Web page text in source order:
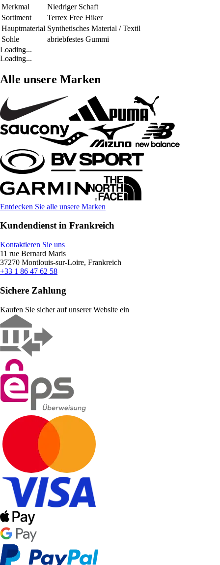
Merkmal
Niedriger Schaft
Sortiment
Terrex Free Hiker
Hauptmaterial Synthetisches Material / Textil
Sohle
abriebfestes Gummi
Loading...
Loading...
Alle unsere Marken
Entdecken Sie alle unsere Marken
Kundendienst in Frankreich
Kontaktieren Sie uns
11 rue Bernard Maris
37270 Montlouis-sur-Loire, Frankreich
+33 1 86 47 62 58
Sichere Zahlung
Kaufen Sie sicher auf unserer Website ein